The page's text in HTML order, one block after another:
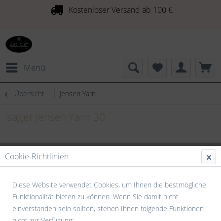
Kostenloser Versand ab 100 €
Menü
Übersicht Jensen Yarn
Cookie-Richtlinien
Diese Website verwendet Cookies, um Ihnen die bestmögliche
Funktionalität bieten zu können. Wenn Sie damit nicht
einverstanden sein sollten, stehen Ihnen folgende Funktionen